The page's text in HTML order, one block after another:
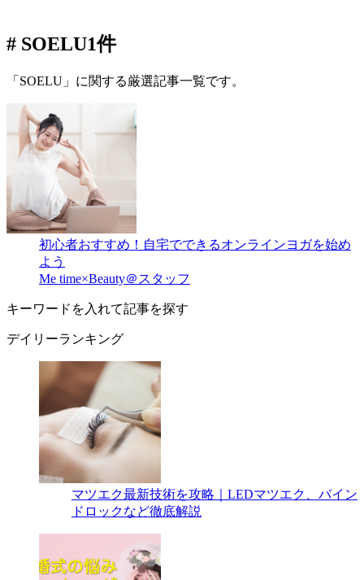
# SOELU1件
「SOELU」に関する厳選記事一覧です。
初心者おすすめ！自宅でできるオンラインヨガを始め
よう
Me time×Beauty＠スタッフ
キーワードを入れて記事を探す
デイリーランキング
マツエク最新技術を攻略｜LEDマツエク、バイン
ドロックなど徹底解説